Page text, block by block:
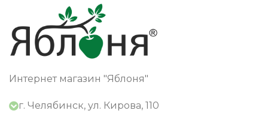
Интернет магазин "Яблоня"
г. Челябинск, ул. Кирова, 110